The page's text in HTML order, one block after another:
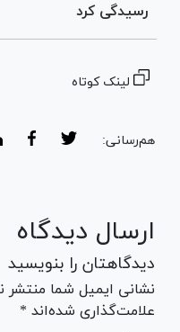
رسیدگی کرد
لینک کوتاه
هم‌رسانی:
ارسال دیدگاه
دیدگاهتان را بنویسید
نشانی ایمیل شما
علامت‌گذاری شده‌اند *